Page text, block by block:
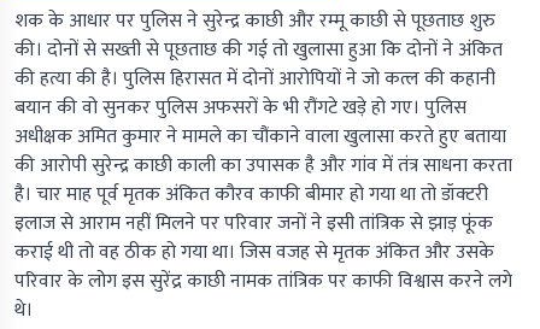
शक के आधार पर पुलिस ने सुरेन्द्र काछी और रम्मू काछी से पूछताछ शुरु
की। दोनों से सख्ती से पूछताछ की गई तो खुलासा हुआ कि दोनों ने अंकित
की हत्या की है। पुलिस हिरासत में दोनों आरोपियों ने जो कत्ल की कहानी
बयान की वो सुनकर पुलिस अफसरों के भी रौंगटे खड़े हो गए। पुलिस
अधीक्षक अमित कुमार ने मामले का चौंकाने वाला खुलासा करते हुए बताया
की आरोपी सुरेन्द्र काछी काली का उपासक है और गांव में तंत्र साधना करता
है। चार माह पूर्व मृतक अंकित कौरव काफी बीमार हो गया था तो डॉक्टरी
इलाज से आराम नहीं मिलने पर परिवार जनों ने इसी तांत्रिक से झाड़ फूंक
कराई थी तो वह ठीक हो गया था। जिस वजह से मृतक अंकित और उसके
परिवार के लोग इस सुरेंद्र काछी नामक तांत्रिक पर काफी विश्वास करने लगे
थे।